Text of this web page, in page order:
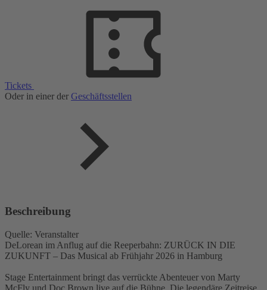
Tickets
Oder in einer der Geschäftsstellen
Beschreibung
Quelle: Veranstalter
DeLorean im Anflug auf die Reeperbahn: ZURÜCK IN DIE
ZUKUNFT – Das Musical ab Frühjahr 2026 in Hamburg
Stage Entertainment bringt das verrückte Abenteuer von Marty
McFly und Doc Brown live auf die Bühne. Die legendäre Zeitreise